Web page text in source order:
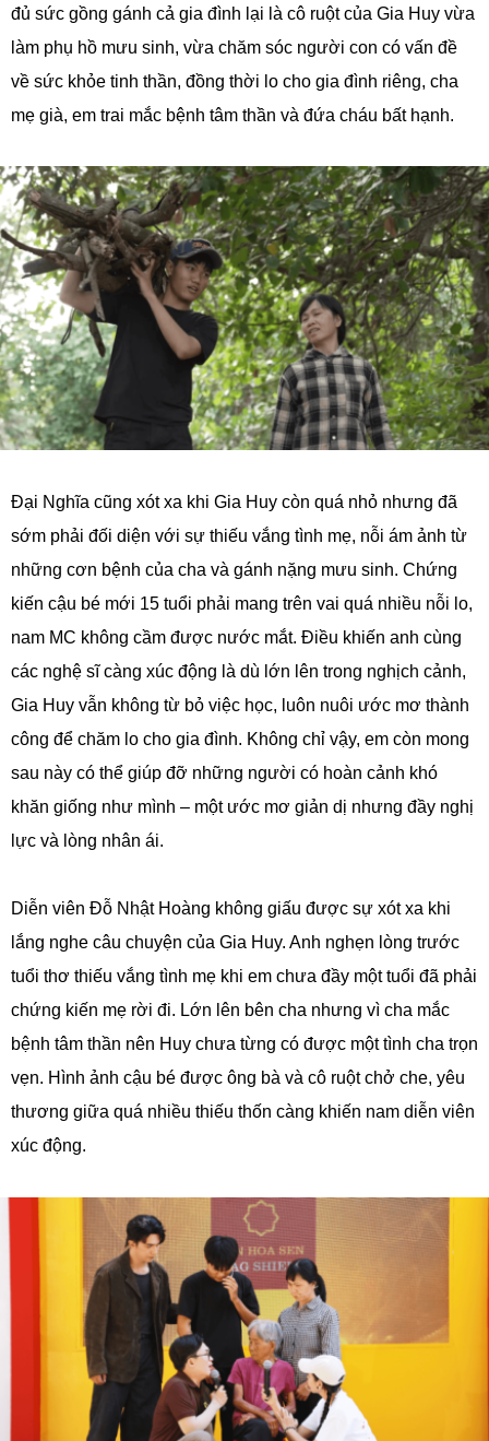
đủ sức gồng gánh cả gia đình lại là cô ruột của Gia Huy vừa
làm phụ hồ mưu sinh, vừa chăm sóc người con có vấn đề
về sức khỏe tinh thần, đồng thời lo cho gia đình riêng, cha
mẹ già, em trai mắc bệnh tâm thần và đứa cháu bất hạnh.
Đại Nghĩa cũng xót xa khi Gia Huy còn quá nhỏ nhưng đã
sớm phải đối diện với sự thiếu vắng tình mẹ, nỗi ám ảnh từ
những cơn bệnh của cha và gánh nặng mưu sinh. Chứng
kiến cậu bé mới 15 tuổi phải mang trên vai quá nhiều nỗi lo,
nam MC không cầm được nước mắt. Điều khiến anh cùng
các nghệ sĩ càng xúc động là dù lớn lên trong nghịch cảnh,
Gia Huy vẫn không từ bỏ việc học, luôn nuôi ước mơ thành
công để chăm lo cho gia đình. Không chỉ vậy, em còn mong
sau này có thể giúp đỡ những người có hoàn cảnh khó
khăn giống như mình – một ước mơ giản dị nhưng đầy nghị
lực và lòng nhân ái.
Diễn viên Đỗ Nhật Hoàng không giấu được sự xót xa khi
lắng nghe câu chuyện của Gia Huy. Anh nghẹn lòng trước
tuổi thơ thiếu vắng tình mẹ khi em chưa đầy một tuổi đã phải
chứng kiến mẹ rời đi. Lớn lên bên cha nhưng vì cha mắc
bệnh tâm thần nên Huy chưa từng có được một tình cha trọn
vẹn. Hình ảnh cậu bé được ông bà và cô ruột chở che, yêu
thương giữa quá nhiều thiếu thốn càng khiến nam diễn viên
xúc động.